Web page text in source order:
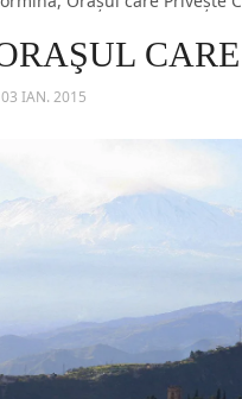
03 IAN. 2015